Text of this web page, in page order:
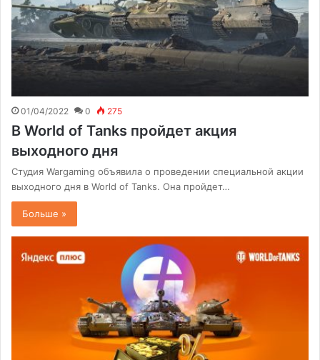
01/04/2022 0 275
В World of Tanks пройдет акция
выходного дня
Студия Wargaming объявила о проведении специальной акции
выходного дня в World of Tanks. Она пройдет…
Больше »